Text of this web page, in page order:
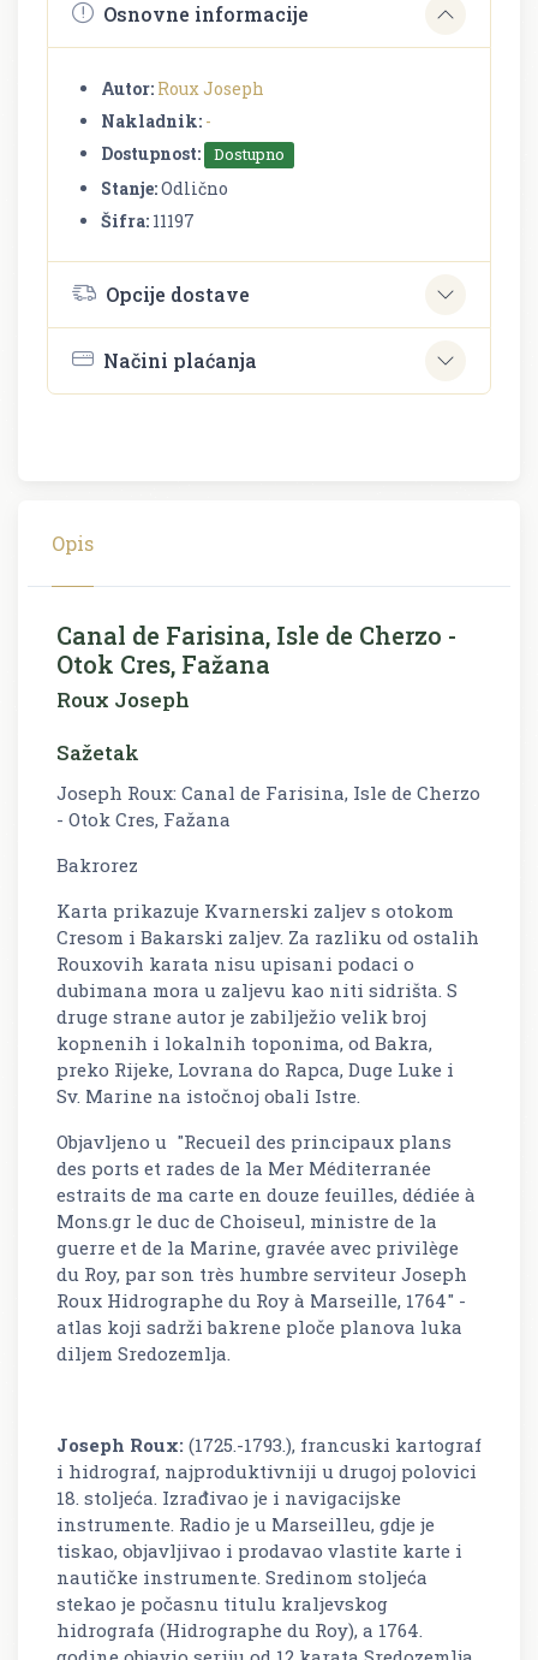
Osnovne informacije
Autor: Roux Joseph
Nakladnik: -
Dostupnost:
Dostupno
Stanje:Odlično
Šifra: 11197
Opcije dostave
Načini plaćanja
Opis
Canal de Farisina, Isle de Cherzo -
Otok Cres, Fažana
Roux Joseph
Sažetak
Joseph Roux: Canal de Farisina, Isle de Cherzo
- Otok Cres, Fažana
Bakrorez
Karta prikazuje Kvarnerski zaljev s otokom
Cresom i Bakarski zaljev. Za razliku od ostalih
Rouxovih karata nisu upisani podaci o
dubimana mora u zaljevu kao niti sidrišta. S
druge strane autor je zabilježio velik broj
kopnenih i lokalnih toponima, od Bakra,
preko Rijeke, Lovrana do Rapca, Duge Luke i
Sv. Marine na istočnoj obali Istre.
Objavljeno u "Recueil des principaux plans
des ports et rades de la Mer Méditerranée
estraits de ma carte en douze feuilles, dédiée à
Mons.gr le duc de Choiseul, ministre de la
guerre et de la Marine, gravée avec privilège
du Roy, par son très humbre serviteur Joseph
Roux Hidrographe du Roy à Marseille, 1764" -
atlas koji sadrži bakrene ploče planova luka
diljem Sredozemlja.
Joseph Roux: (1725.-1793.), francuski kartograf
i hidrograf, najproduktivniji u drugoj polovici
18. stoljeća. Izrađivao je i navigacijske
instrumente. Radio je u Marseilleu, gdje je
tiskao, objavljivao i prodavao vlastite karte i
nautičke instrumente. Sredinom stoljeća
stekao je počasnu titulu kraljevskog
hidrografa (Hidrographe du Roy), a 1764.